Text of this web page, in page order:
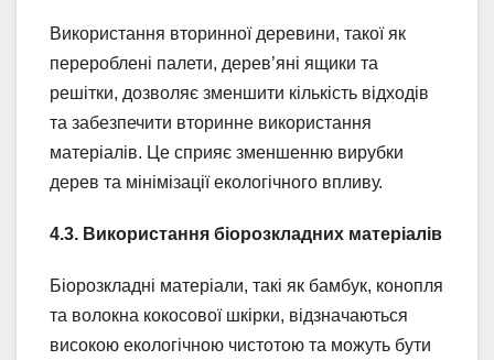
Використання вторинної деревини, такої як
перероблені палети, дерев’яні ящики та
решітки, дозволяє зменшити кількість відходів
та забезпечити вторинне використання
матеріалів. Це сприяє зменшенню вирубки
дерев та мінімізації екологічного впливу.
4.3. Використання біорозкладних матеріалів
Біорозкладні матеріали, такі як бамбук, конопля
та волокна кокосової шкірки, відзначаються
високою екологічною чистотою та можуть бути